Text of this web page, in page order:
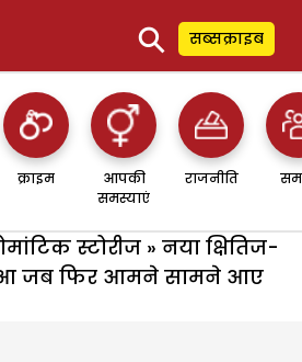
⚲ सब्सक्राइब
क्राइम
आपकी
समस्याएं
राजनीति
स्टोरीज » नया क्षितिज-
जब फिर आमने सामने आए